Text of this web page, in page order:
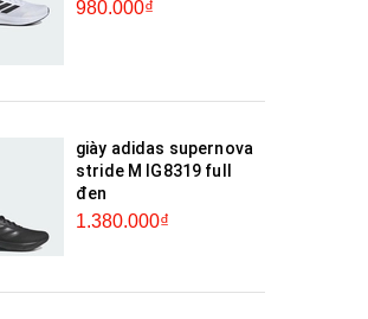
980.000₫
giày adidas supernova
stride M IG8319 full
đen
1.380.000₫